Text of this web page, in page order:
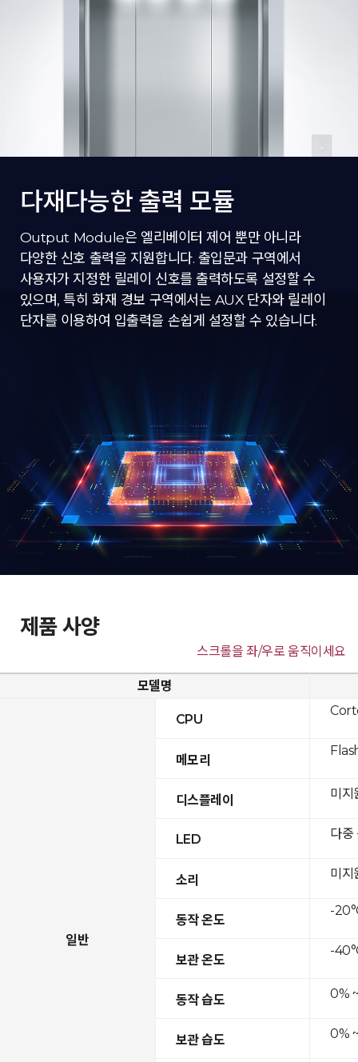
다재다능한 출력 모듈
Output Module은 엘리베이터 제어 뿐만 아니라
다양한 신호 출력을 지원합니다. 출입문과 구역에서
사용자가 지정한 릴레이 신호를 출력하도록 설정할 수
있으며, 특히 화재 경보 구역에서는 AUX 단자와 릴레이
단자를 이용하여 입출력을 손쉽게 설정할 수 있습니다.
제품 사양
스크롤을 좌/우로 움직이세요
모델명
일반
CPU
메모리
디스플레이
LED
소리
동작 온도
보관 온도
동작 습도
보관 습도
미지
다중
미지
-
-
0%
0%